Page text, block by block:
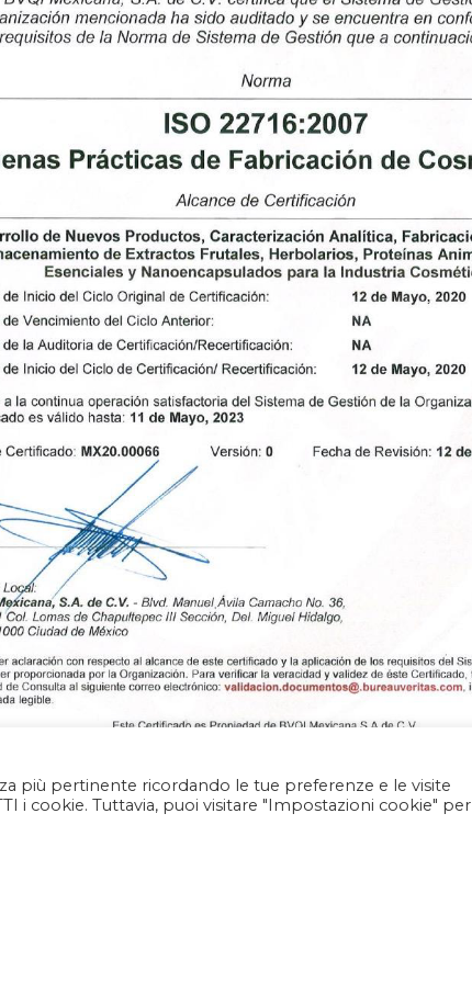
più pertinente ricordando le tue preferenze e le visite
i cookie. Tuttavia, puoi visitare "Impostazioni cookie" per